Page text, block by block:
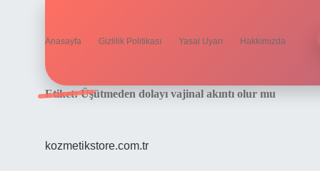
Anasayfa Gizlilik Politikası Yasal Uyarı Hakkımızda
Etiket:Üşütmeden dolayı vajinal akıntı olur mu
kozmetikstore.com.tr